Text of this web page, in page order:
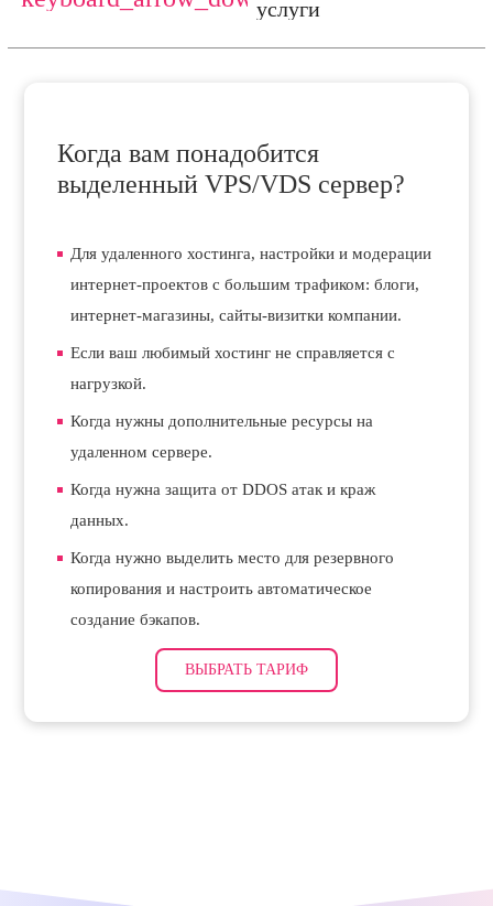
услуги
Когда вам понадобится
выделенный VPS/VDS сервер?
Для удаленного хостинга, настройки и модерации
интернет-проектов с большим трафиком: блоги,
интернет-магазины, сайты-визитки компании.
Если ваш любимый хостинг не справляется с
нагрузкой.
Когда нужны дополнительные ресурсы на
удаленном сервере.
Когда нужна защита от DDOS атак и краж
данных.
Когда нужно выделить место для резервного
копирования и настроить автоматическое
создание бэкапов.
ВЫБРАТЬ ТАРИФ